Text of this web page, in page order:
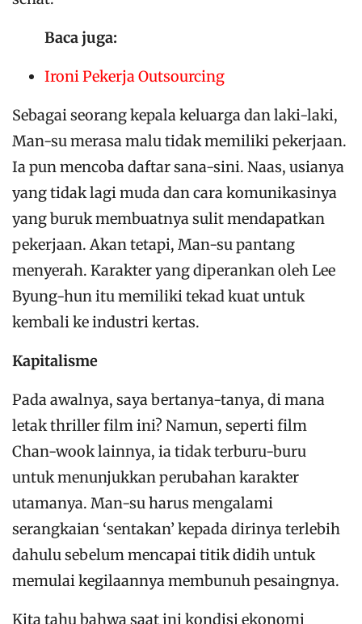
Baca juga:
Ironi Pekerja Outsourcing
Sebagai seorang kepala keluarga dan laki-laki,
Man-su merasa malu tidak memiliki pekerjaan.
Ia pun mencoba daftar sana-sini. Naas, usianya
yang tidak lagi muda dan cara komunikasinya
yang buruk membuatnya sulit mendapatkan
pekerjaan. Akan tetapi, Man-su pantang
menyerah. Karakter yang diperankan oleh Lee
Byung-hun itu memiliki tekad kuat untuk
kembali ke industri kertas.
Kapitalisme
Pada awalnya, saya bertanya-tanya, di mana
letak thriller film ini? Namun, seperti film
Chan-wook lainnya, ia tidak terburu-buru
untuk menunjukkan perubahan karakter
utamanya. Man-su harus mengalami
serangkaian ‘sentakan’ kepada dirinya terlebih
dahulu sebelum mencapai titik didih untuk
memulai kegilaannya membunuh pesaingnya.
Kita tahu bahwa saat ini kondisi ekonomi